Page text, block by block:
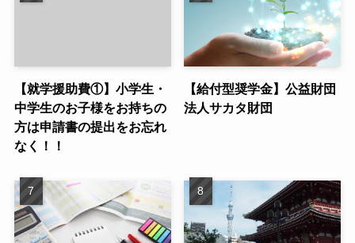
【就学援助費①】小学生・
中学生のお子様をお持ちの
方は申請書の提出をお忘れ
なく！！
【給付型奨学金】公益財団
法人サカタ財団